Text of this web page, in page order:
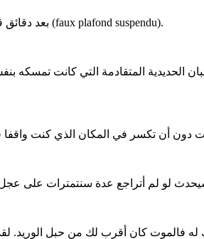
بعد دقائق قليلة وكان أشخاص قد قدموا لاستجلاء الأمر تبين ان ما كان فوقنا هو سقف مزيف معلق (faux plafond suspendu).
المتقادمة التي كانت تمسكه
فالموت كان أقرب لك من حبل الوريد.